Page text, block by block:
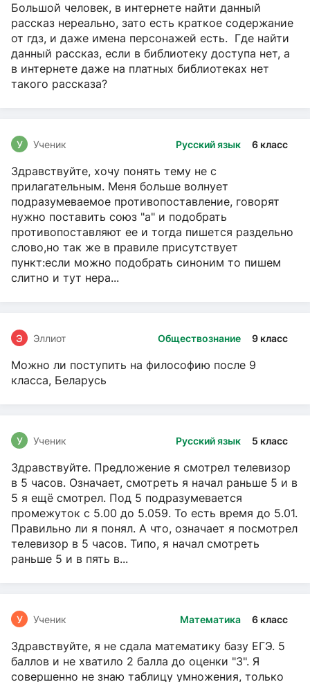
Большой человек, в интернете найти данный
рассказ нереально, зато есть краткое содержание
от гдз, и даже имена персонажей есть. Где найти
данный рассказ, если в библиотеку доступа нет, а
в интернете даже на платных библиотеках нет
такого рассказа?
Русский язык 6 класс
У Ученик
Здравствуйте, хочу понять тему не с
прилагательным. Меня больше волнует
подразумеваемое противопоставление, говорят
нужно поставить союз "а" и подобрать
противопоставляют ее и тогда пишется раздельно
слово,но так же в правиле присутствует
пункт:если можно подобрать синоним то пишем
слитно и тут нера...
Обществознание 9 класс
Э Эллиот
Можно ли поступить на философию после 9
класса, Беларусь
Русский язык 5 класс
У Ученик
Здравствуйте. Предложение я смотрел телевизор
в 5 часов. Означает, смотреть я начал раньше 5 и в
5 я ещё смотрел. Под 5 подразумевается
промежуток с 5.00 до 5.059. То есть время до 5.01.
Правильно ли я понял. А что, означает я посмотрел
телевизор в 5 часов. Типо, я начал смотреть
раньше 5 и в пять в...
Математика 6 класс
У Ученик
Здравствуйте, я не сдала математику базу ЕГЭ. 5
баллов и не хватило 2 балла до оценки "3". Я
совершенно не знаю таблицу умножения, только